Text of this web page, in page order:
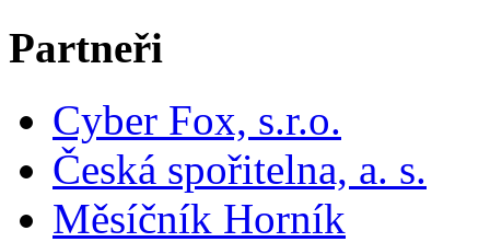
Partneři
Cyber Fox, s.r.o.
Česká spořitelna, a. s.
Měsíčník Horník